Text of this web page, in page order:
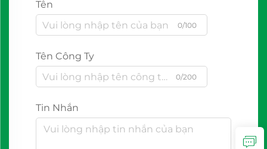
Tên
0/100
Tên Công Ty
0/200
Tin Nhắn